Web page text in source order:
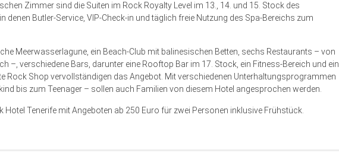
Zimmer sind die Suiten im Rock Royalty Level im 13., 14. und 15. Stock des
denen Butler-Service, VIP-Check-in und täglich freie Nutzung des Spa-Bereichs zum
Meerwasserlagune, ein Beach-Club mit balinesischen Betten, sechs Restaurants – von
–, verschiedene Bars, darunter eine Rooftop Bar im 17. Stock, ein Fitness-Bereich und ein
Rock Shop vervollständigen das Angebot. Mit ver­schie­denen Unterhaltungsprogrammen
bis zum Teenager – sollen auch Familien von diesem Hotel angesprochen werden.
Hotel Tenerife mit Angeboten ab 250 Euro für zwei Personen inklusive Frühstück.